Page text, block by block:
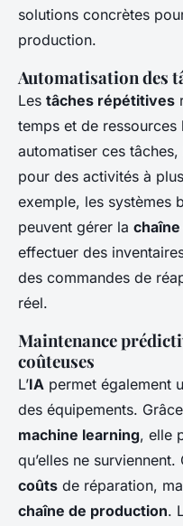
solutions concrètes
production.
Automatisation des
Les tâches répétitives
temps et de ressources
automatiser ces
pour des activités à
exemple, les systèmes
peuvent gérer la
effectuer des
des commandes de
réel.
Maintenance
coûteuses
L’IA permet également
des équipements.
machine learning, elle
qu’elles ne
coûts de réparation,
chaîne de production.